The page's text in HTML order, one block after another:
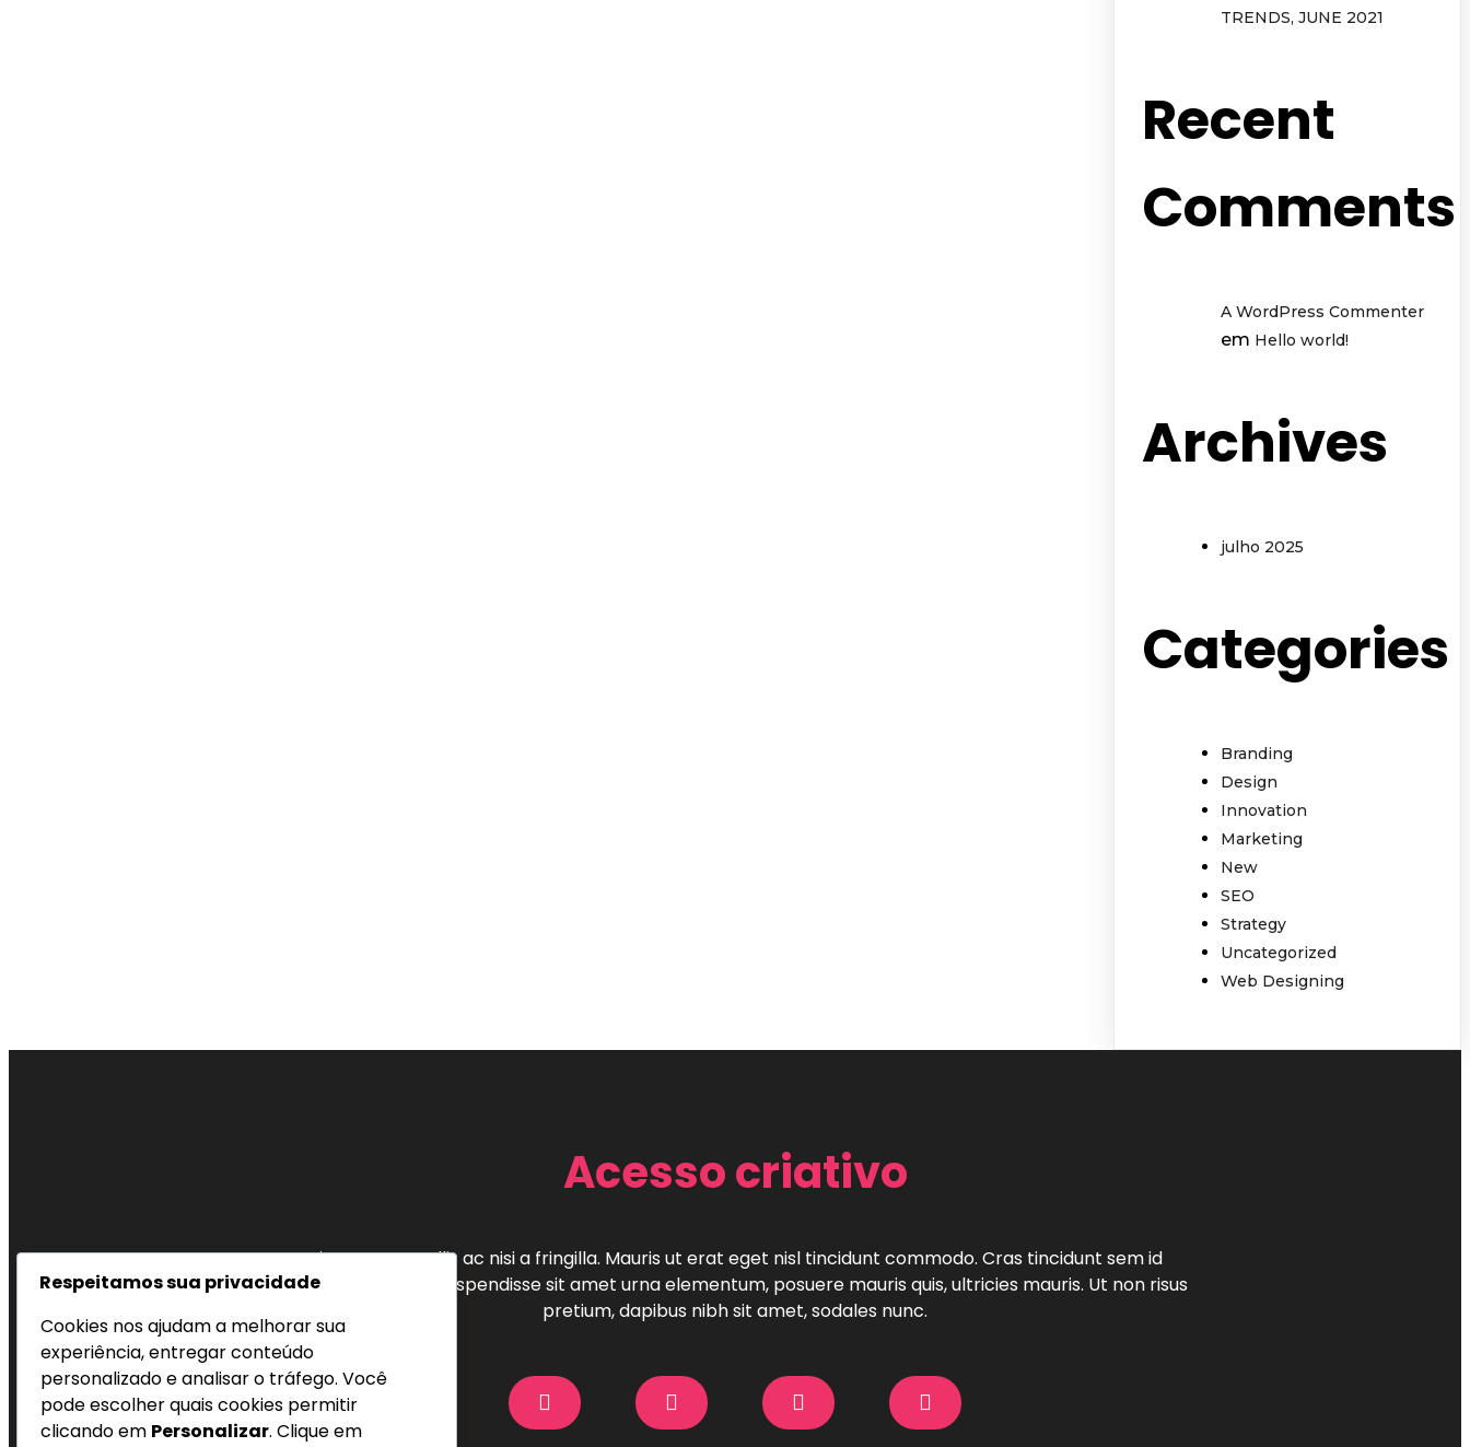
TRENDS, JUNE 2021
Recent
Comments
A WordPress Commenter
em Hello world!
Archives
julho 2025
Categories
Branding
Design
Innovation
Marketing
New
SEO
Strategy
Uncategorized
Web Designing
Acesso criativo
Vivamus convallis ac nisi a fringilla. Mauris ut erat eget nisl tincidunt commodo. Cras tincidunt sem id
euismod pulvinar. Suspendisse sit amet urna elementum, posuere mauris quis, ultricies mauris. Ut non risus
pretium, dapibus nibh sit amet, sodales nunc.
Respeitamos sua privacidade
Cookies nos ajudam a melhorar sua
experiência, entregar conteúdo
personalizado e analisar o tráfego. Você
pode escolher quais cookies permitir
clicando em Personalizar. Clique em